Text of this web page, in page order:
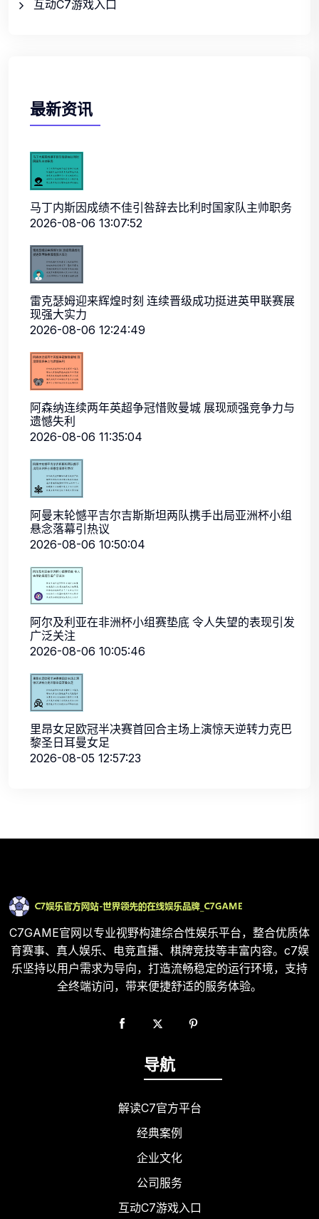
互动C7游戏入口
最新资讯
马丁内斯因成绩不佳引咎辞去比利时国家队主帅职务
2026-08-06 13:07:52
雷克瑟姆迎来辉煌时刻 连续晋级成功挺进英甲联赛展
现强大实力
2026-08-06 12:24:49
阿森纳连续两年英超争冠惜败曼城 展现顽强竞争力与
遗憾失利
2026-08-06 11:35:04
阿曼末轮憾平吉尔吉斯斯坦两队携手出局亚洲杯小组
悬念落幕引热议
2026-08-06 10:50:04
阿尔及利亚在非洲杯小组赛垫底 令人失望的表现引发
广泛关注
2026-08-06 10:05:46
里昂女足欧冠半决赛首回合主场上演惊天逆转力克巴
黎圣日耳曼女足
2026-08-05 12:57:23
C7GAME官网以专业视野构建综合性娱乐平台，整合优质体
育赛事、真人娱乐、电竞直播、棋牌竞技等丰富内容。c7娱
乐坚持以用户需求为导向，打造流畅稳定的运行环境，支持
全终端访问，带来便捷舒适的服务体验。
导航
解读C7官方平台
经典案例
企业文化
公司服务
互动C7游戏入口